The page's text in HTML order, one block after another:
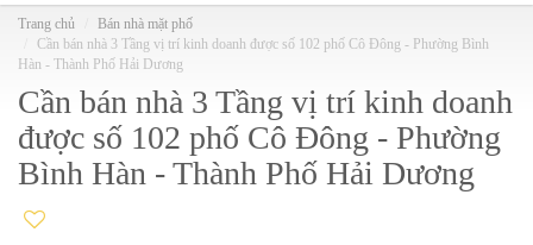
Trang chủ
Bán nhà mặt phố
Cần bán nhà 3 Tầng vị trí kinh doanh được số 102 phố Cô Đông - Phường Bình
Hàn - Thành Phố Hải Dương
Cần bán nhà 3 Tầng vị trí kinh doanh
được số 102 phố Cô Đông - Phường
Bình Hàn - Thành Phố Hải Dương